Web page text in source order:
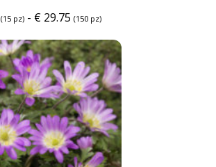
(15 pz) - € 29.75 (150 pz)